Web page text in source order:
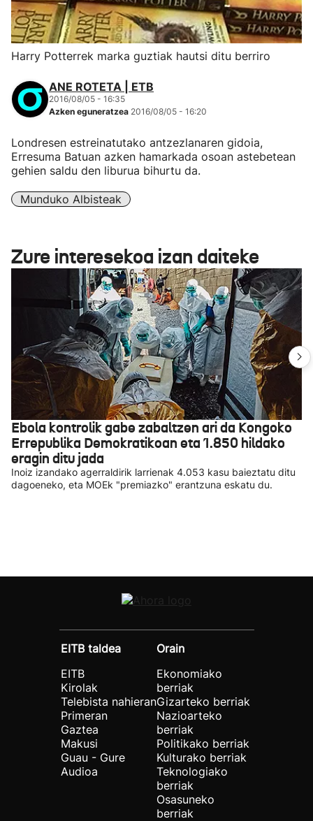
Harry Potterrek marka guztiak hautsi ditu berriro
ANE ROTETA | ETB
2016/08/05 - 16:35
Azken eguneratzea 2016/08/05 - 16:20
Londresen estreinatutako antzezlanaren gidoia,
Erresuma Batuan azken hamarkada osoan astebetean
gehien saldu den liburua bihurtu da.
Munduko Albisteak
Zure interesekoa izan daiteke
Ebola kontrolik gabe zabaltzen ari da Kongoko
Errepublika Demokratikoan eta 1.850 hildako
eragin ditu jada
Inoiz izandako agerraldirik larrienak 4.053 kasu baieztatu ditu
dagoeneko, eta MOEk "premiazko" erantzuna eskatu du.
EITB taldea
EITB
Kirolak
Telebista nahieran
Primeran
Gaztea
Makusi
Guau - Gure
Audioa
Orain
Ekonomiako
berriak
Gizarteko berriak
Nazioarteko
berriak
Politikako berriak
Kulturako berriak
Teknologiako
berriak
Osasuneko
berriak